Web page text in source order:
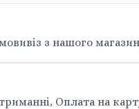
з нашого
Оплата на